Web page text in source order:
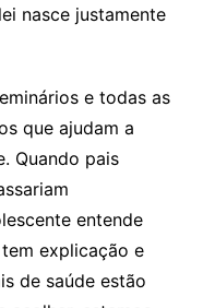
nasce justamente
e todas as
que ajudam a
Quando pais
entende
explicação e
de saúde estão